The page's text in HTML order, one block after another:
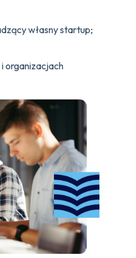
własny startup;
organizacjach